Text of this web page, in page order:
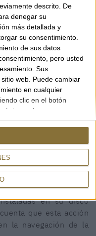
descrito. De
denegar su
más detallada y
su consentimiento.
de sus datos
pero usted
Sus
web. Puede cambiar
en cualquier
clic en el botón
web.
07
40
para recopilar
nuestros servicios.
la aceptación de la
El usuario tiene la
pudiendo, si así
en su disco
que esta acción
la navegación de la